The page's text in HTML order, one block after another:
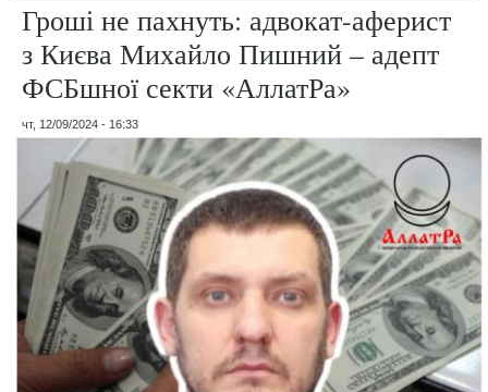
Гроші не пахнуть: адвокат-аферист
з Києва Михайло Пишний – адепт
ФСБшної секти «АллатРа»
чт, 12/09/2024 - 16:33